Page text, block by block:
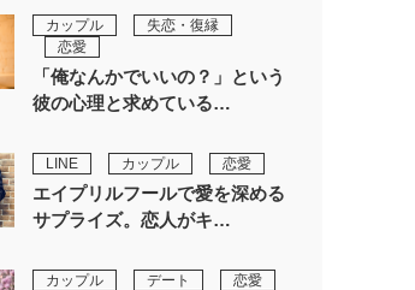
カップル
失恋・復縁
恋愛
「俺なんかでいいの？」という
彼の心理と求めている…
LINE カップル 恋愛
エイプリルフールで愛を深める
サプライズ。恋人がキ…
カップル デート 恋愛